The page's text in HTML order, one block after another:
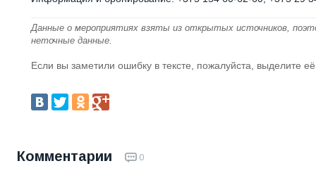
Данные о мероприятиях взяты из открытых источников,
неточные данные.
Если вы заметили ошибку в тексте, пожалуйста, выделите
Комментарии 0